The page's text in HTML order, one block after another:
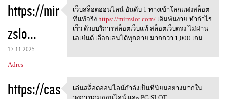
https://mir
zslo...
17.11.2025
Adres
เว็บสล็อตออนไลน์ อันดับ 1
เว็บสล็อตออนไลน์ อันดับ 1 ทางเข้าโลกแห่งสล็อต
ที่แท้จริง https://mirzslot.com/เดิมพันง่าย ทำกำไร
เร็ว ด้วยบริการสล็อตเว็บแท้ สล็อตเว็บตรง ไม่ผ่าน
เอเย่นต์ เลือกเล่นได้ทุกค่าย มากกว่า 1,000 เกม
https://cas เล่นสล็อตออนไลน์กำลังเป็นที่น
เล่นสล็อตออนไลน์กำลังเป็นที่นิยมอย่างมากใน